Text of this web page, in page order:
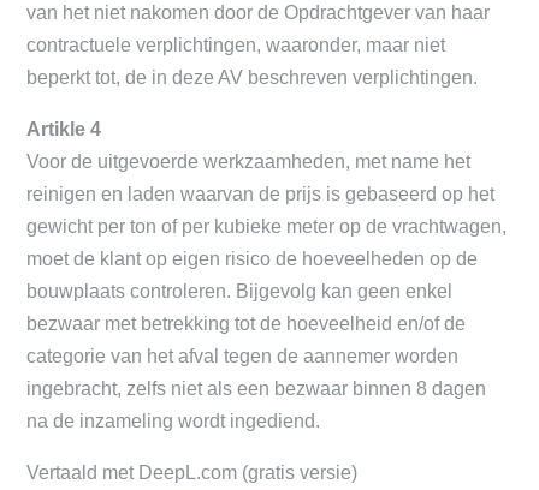
van het niet nakomen door de Opdrachtgever van haar
contractuele verplichtingen, waaronder, maar niet
beperkt tot, de in deze AV beschreven verplichtingen.
Artikle 4
Voor de uitgevoerde werkzaamheden, met name het
reinigen en laden waarvan de prijs is gebaseerd op het
gewicht per ton of per kubieke meter op de vrachtwagen,
moet de klant op eigen risico de hoeveelheden op de
bouwplaats controleren. Bijgevolg kan geen enkel
bezwaar met betrekking tot de hoeveelheid en/of de
categorie van het afval tegen de aannemer worden
ingebracht, zelfs niet als een bezwaar binnen 8 dagen
na de inzameling wordt ingediend.
Vertaald met DeepL.com (gratis versie)